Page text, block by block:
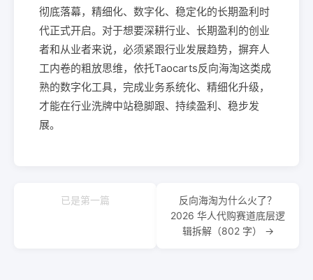
彻底落幕，精细化、数字化、稳定化的长期盈利时
代正式开启。对于想要深耕行业、长期盈利的创业
者和从业者来说，必须紧跟行业发展趋势，摒弃人
工内卷的粗放思维，依托Taocarts反向海淘这类成
熟的数字化工具，完成业务系统化、精细化升级，
才能在行业洗牌中站稳脚跟、持续盈利、稳步发
展。
已是第一篇
反向海淘为什么火了？
2026 华人代购赛道底层逻
辑拆解（802 字） →